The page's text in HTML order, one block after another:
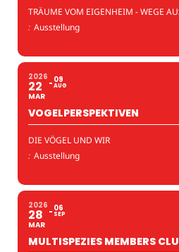
TRÄUME VOM EIGENHEIM - WEGE
: Ausstellung
2026
22
MAR
09
AUG
VOGELPERSPEKTIVEN
DIE VÖGEL UND WIR
: Ausstellung
2026
28
MAR
06
SEP
MULTISPEZIES MEMBERS